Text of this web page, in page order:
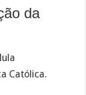
da
Católica.